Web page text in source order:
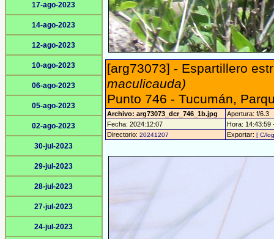
17-ago-2023
14-ago-2023
12-ago-2023
10-ago-2023
06-ago-2023
05-ago-2023
02-ago-2023
30-jul-2023
29-jul-2023
28-jul-2023
27-jul-2023
24-jul-2023
[arg73073] - Espartillero
maculicauda)
Punto 746 - Tucumán,
Archivo: arg73073_dcr_746_1b.jpg
Apertura: f/6.3
Fecha: 2024:12:07
Hora: 14:43:59
Directorio: 20241207 Exportar: [ C/